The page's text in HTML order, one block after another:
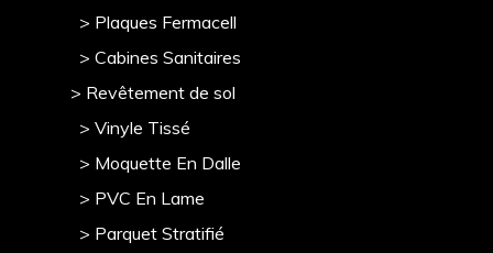
> Plaques Fermacell
> Cabines Sanitaires
> Revêtement de sol
> Vinyle Tissé
> Moquette En Dalle
> PVC En Lame
> Parquet Stratifié